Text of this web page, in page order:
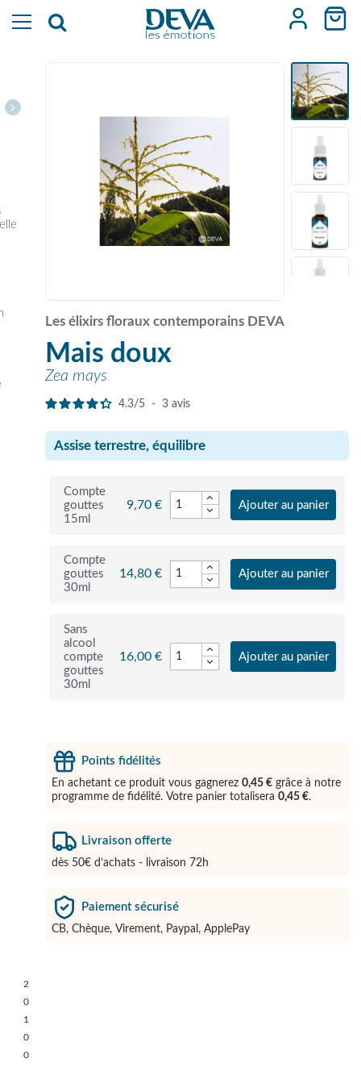
Les élixirs floraux contemporains DEVA
Mais doux
Zea mays
4.3/5 - 3avis
Assise terrestre, équilibre
Compte
gouttes
15ml
9,70 € Ajouter au panier
Compte
gouttes
30ml
14,80 € Ajouter au panier
Sans
alcool
compte
gouttes
30ml
16,00 € Ajouter au panier
Points fidélités
En achetant ce produit vous gagnerez0,45 € grâce à notre
programme de fidélité. Votre panier totalisera0,45 €.
Livraison offerte
dès 50€ d’achats - livraison 72h
Paiement sécurisé
CB, Chèque, Virement, Paypal, ApplePay
2
0
1
0
0